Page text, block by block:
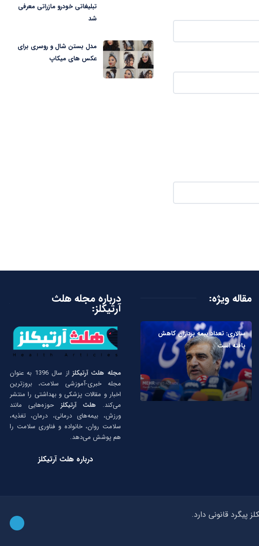
تبلیغاتی خودرو مازراتی معرفی
شد
مدل بستن شال و روسری برای
عکس های میکاپ
مقاله ویژه:
سالاری: تعداد بیمه پردازان کاهش
یافته است
درباره مجله هلث
آرتیکلز:
مجله هلث آرتیکلز
از سال 1396 به عنوان
مجله خبری-آموزشی سلامت، بروزترین
اخبار و مقالات پزشکی و بهداشتی را منتشر
می‌کند. هلث آرتیکلز حوزه‌هایی مانند
ورزش، بیمه‌های درمانی، درمان، تغذیه،
سلامت روان، خانواده و فناوری سلامت را
هم پوشش می‌دهد.
درباره هلث آرتیکلز